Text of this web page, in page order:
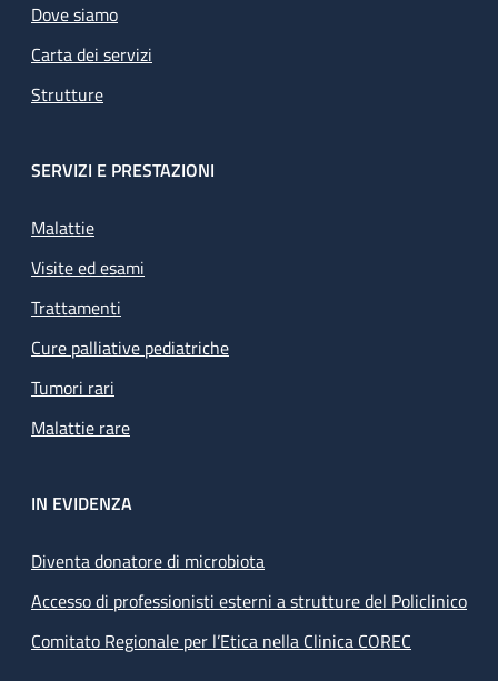
Dove siamo
Carta dei servizi
Strutture
SERVIZI E PRESTAZIONI
Malattie
Visite ed esami
Trattamenti
Cure palliative pediatriche
Tumori rari
Malattie rare
IN EVIDENZA
Diventa donatore di microbiota
Accesso di professionisti esterni a strutture del Policlinico
Comitato Regionale per l’Etica nella Clinica COREC